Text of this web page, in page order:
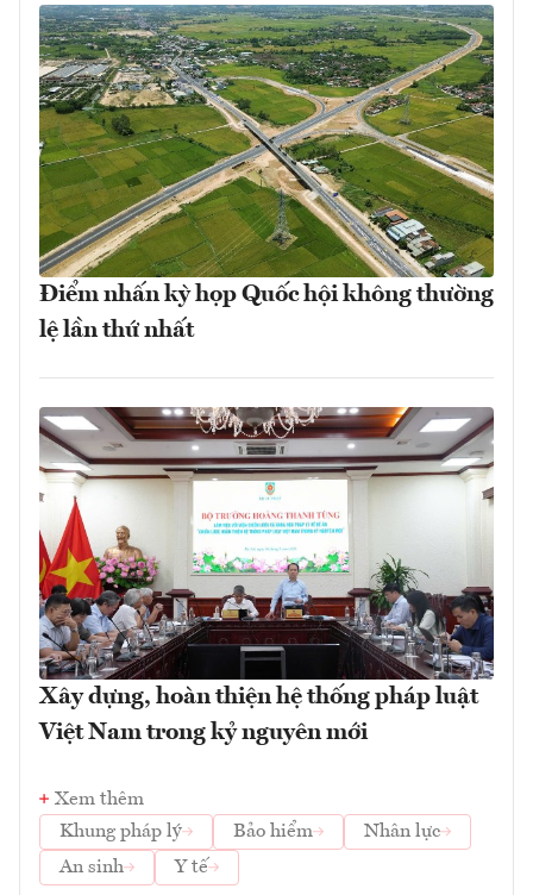
Điểm nhấn kỳ họp Quốc hội không thường
lệ lần thứ nhất
Xây dựng, hoàn thiện hệ thống pháp luật
Việt Nam trong kỷ nguyên mới
Xem thêm
Khung pháp lý
Bảo hiểm
Nhân lực
An sinh
Y tế